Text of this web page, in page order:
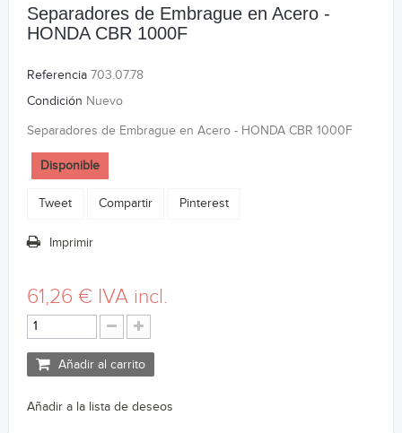
Separadores de Embrague en Acero -
HONDA CBR 1000F
Referencia 703.07.78
Condición Nuevo
Separadores de Embrague en Acero - HONDA CBR 1000F
Disponible
Tweet Compartir Pinterest
Imprimir
61,26 € IVA incl.
Añadir al carrito
Añadir a la lista de deseos